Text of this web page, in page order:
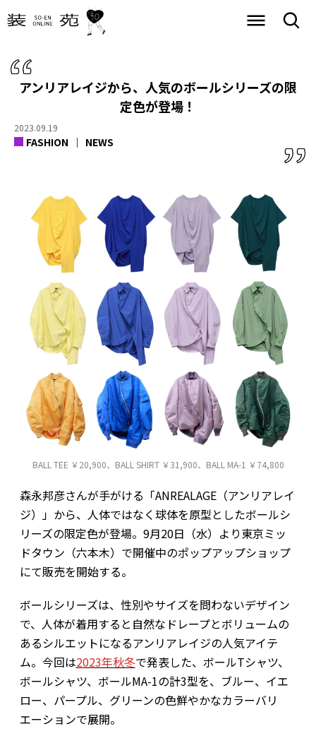
アンリアレイジから、人気のボールシリーズの限
定色が登場！
2023.09.19
FASHION NEWS
BALL TEE ￥20,900、BALL SHIRT ￥31,900、BALL MA-1 ￥74,800
森永邦彦さんが手がける「ANREALAGE（アンリアレイ
ジ）」から、人体ではなく球体を原型としたボールシ
リーズの限定色が登場。9月20日（水）より東京ミッ
ドタウン（六本木）で開催中のポップアップショップ
にて販売を開始する。
ボールシリーズは、性別やサイズを問わないデザイン
で、人体が着用すると自然なドレープとボリュームの
あるシルエットになるアンリアレイジの人気アイテ
ム。今回は2023年秋冬で発表した、ボールTシャツ、
ボールシャツ、ボールMA-1の計3型を、ブルー、イエ
ロー、パープル、グリーンの色鮮やかなカラーバリ
エーションで展開。